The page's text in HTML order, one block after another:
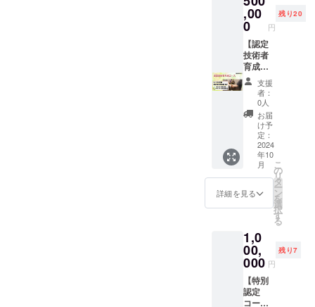
ターン
に健康
保険は
適用さ
れませ
ん。 ※
法令に
基づく
医療、
診療行
為では
ござい
ませ
ん。効
果には
個人差
がござ
います
ことを
じめご
了承く
ださ
い。
中島5-
7-19
第7新大
阪ビル2
階203号
室 新
大阪
JHOセ
ミナー
ルー
ム ※
ご支援
確認
後、本
部より
スケ
ジュー
ル調整
のご連
せてい
ただき
ます。
※このリ
ターン
に健康
保険は
人が集
まる場
がない
場合
は、東
京・日
本橋の
本部セ
ミナー
ルーム
または
新大阪
セミ
ナー
ルーム
を利用
するこ
とも可
能で
時は平
日とな
り、坂
戸先生
のスケ
ジュー
ルに合
坂戸先
生のス
ケ
ジュー
ルに合
わせて
いただ
きたい
ので、
本部と
の打ち
合わせ
の上、
決定と
させて
いただ
きま
す。
交通
在費は
リター
ン金額
に含ま
れてい
ます。
※このリ
セット
（腰
痛・肩
こり）
・「腰
痛アカ
デミー
権利5ヶ
月」
付 と
なりま
す。 会
員登録
は、自
己申告2
年以内
で5ヶ月
間で、
お好き
ミング
で始め
られま
す。 ※
ご支援
を確認
後、ご
などの
慢性痛
の治療
法を習
得でき
ます。
「ベー
シック
コー
ス」の
会員権
利を5ヶ
月 ・感
謝の
メッ
セージ
・研究
報告書
・坂戸
イン入
り著書
セット
（腰
痛・肩
こり）
・「腰
,00
0 円
残り20
【認定
技術者
育成
コー
ス】
（開業
者向）
・緩消
法認定
技術者
に必要
な技術
を、認
定講師
より8ヶ
月で習
いただ
きま
す。 ・
「認定
技術者
育成
コー
支援
者：
0人
お届
け予
定：
2024
年10
月
詳細を見る
こ
の
リ
タ
ー
ン
を
選
択
す
る
1,0
00,
000 円
残り7
【特別
認定
コー